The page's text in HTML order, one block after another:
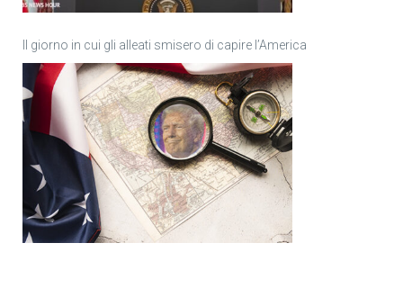
Il giorno in cui gli alleati smisero di capire l’America